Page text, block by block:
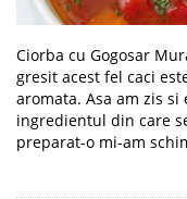
Ciorba cu Gogosar
gresit acest fel caci
aromata. Asa am zis
ingredientul din care
preparat-o mi-am